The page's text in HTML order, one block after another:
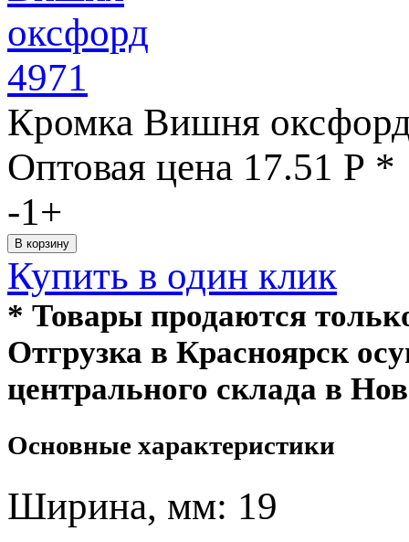
Кромка Вишня
Оптовая цена 17.51 Р *
-1+
Купить в один клик
* Товары продаются
Отгрузка в Красноярск
центрального склада в
Основные характеристики
Ширина, мм: 19